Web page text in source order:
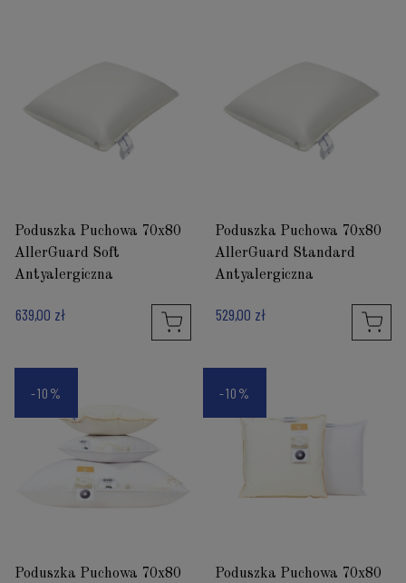
Poduszka Puchowa 70x80
AllerGuard Soft
Antyalergiczna
639,00 zł
Poduszka Puchowa 70x80
AllerGuard Standard
Antyalergiczna
529,00 zł
Poduszka Puchowa 70x80
-10%
Poduszka Puchowa 70x80
-10%